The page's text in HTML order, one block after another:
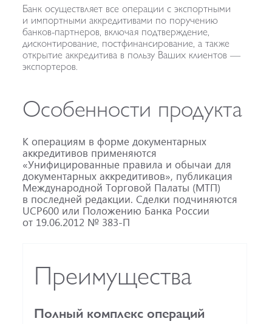
Банк осуществляет все операции с экспортными
и импортными аккредитивами по поручению
банков-партнеров, включая подтверждение,
дисконтирование, постфинансирование, а также
открытие аккредитива в пользу Ваших клиентов —
экспортеров.
Особенности продукта
К операциям в форме документарных
аккредитивов применяются
«Унифицированные правила и обычаи для
документарных аккредитивов», публикация
Международной Торговой Палаты (МТП)
в последней редакции. Сделки подчиняются
UCP600 или Положению Банка России
от 19.06.2012 № 383-П
Преимущества
Полный комплекс операций